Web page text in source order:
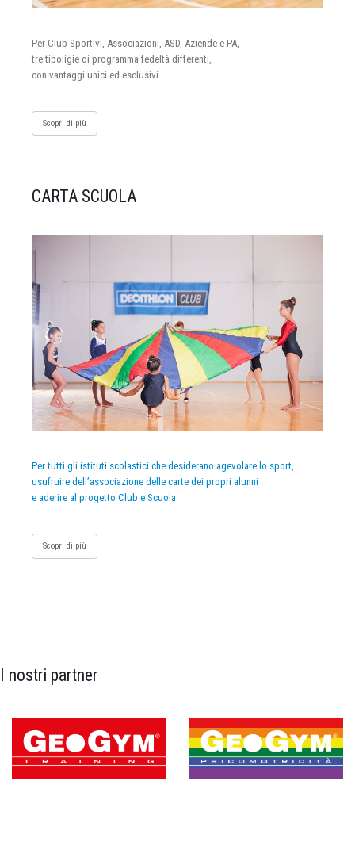
Per Club Sportivi, Associazioni, ASD, Aziende e PA,
tre tipoligie di programma fedeltà differenti,
con vantaggi unici ed esclusivi.
Scopri di più
CARTA SCUOLA
Per tutti gli istituti scolastici che desiderano agevolare lo sport,
usufruire dell’associazione delle carte dei propri alunni
e aderire al progetto Club e Scuola
Scopri di più
I nostri partner